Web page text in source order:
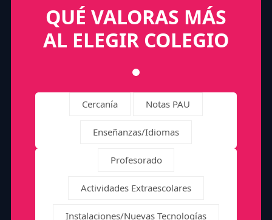
QUÉ VALORAS MÁS
AL ELEGIR COLEGIO
Cercanía Notas PAU
Enseñanzas/Idiomas
Profesorado
Actividades Extraescolares
Instalaciones/Nuevas Tecnologías